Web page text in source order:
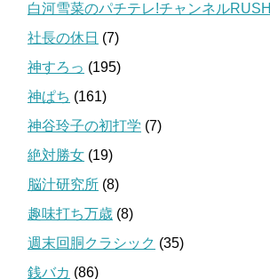
白河雪菜のパチテレ!チャンネルRUSH
社長の休日 (7)
神すろっ (195)
神ぱち (161)
神谷玲子の初打学 (7)
絶対勝女 (19)
脳汁研究所 (8)
趣味打ち万歳 (8)
週末回胴クラシック (35)
銭バカ (86)